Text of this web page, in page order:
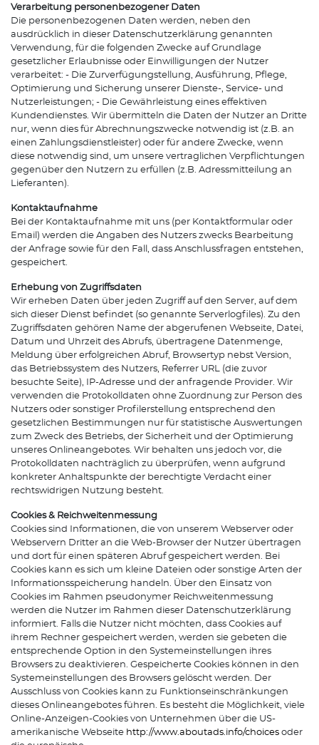
Verarbeitung personenbezogener Daten
Die personenbezogenen Daten werden, neben den
ausdrücklich in dieser Datenschutzerklärung genannten
Verwendung, für die folgenden Zwecke auf Grundlage
gesetzlicher Erlaubnisse oder Einwilligungen der Nutzer
verarbeitet: - Die Zurverfügungstellung, Ausführung, Pflege,
Optimierung und Sicherung unserer Dienste-, Service- und
Nutzerleistungen; - Die Gewährleistung eines effektiven
Kundendienstes. Wir übermitteln die Daten der Nutzer an Dritte
nur, wenn dies für Abrechnungszwecke notwendig ist (z.B. an
einen Zahlungsdienstleister) oder für andere Zwecke, wenn
diese notwendig sind, um unsere vertraglichen Verpflichtungen
gegenüber den Nutzern zu erfüllen (z.B. Adressmitteilung an
Lieferanten).
Kontaktaufnahme
Bei der Kontaktaufnahme mit uns (per Kontaktformular oder
Email) werden die Angaben des Nutzers zwecks Bearbeitung
der Anfrage sowie für den Fall, dass Anschlussfragen entstehen,
gespeichert.
Erhebung von Zugriffsdaten
Wir erheben Daten über jeden Zugriff auf den Server, auf dem
sich dieser Dienst befindet (so genannte Serverlogfiles). Zu den
Zugriffsdaten gehören Name der abgerufenen Webseite, Datei,
Datum und Uhrzeit des Abrufs, übertragene Datenmenge,
Meldung über erfolgreichen Abruf, Browsertyp nebst Version,
das Betriebssystem des Nutzers, Referrer URL (die zuvor
besuchte Seite), IP-Adresse und der anfragende Provider. Wir
verwenden die Protokolldaten ohne Zuordnung zur Person des
Nutzers oder sonstiger Profilerstellung entsprechend den
gesetzlichen Bestimmungen nur für statistische Auswertungen
zum Zweck des Betriebs, der Sicherheit und der Optimierung
unseres Onlineangebotes. Wir behalten uns jedoch vor, die
Protokolldaten nachträglich zu überprüfen, wenn aufgrund
konkreter Anhaltspunkte der berechtigte Verdacht einer
rechtswidrigen Nutzung besteht.
Cookies & Reichweitenmessung
Cookies sind Informationen, die von unserem Webserver oder
Webservern Dritter an die Web-Browser der Nutzer übertragen
und dort für einen späteren Abruf gespeichert werden. Bei
Cookies kann es sich um kleine Dateien oder sonstige Arten der
Informationsspeicherung handeln. Über den Einsatz von
Cookies im Rahmen pseudonymer Reichweitenmessung
werden die Nutzer im Rahmen dieser Datenschutzerklärung
informiert. Falls die Nutzer nicht möchten, dass Cookies auf
ihrem Rechner gespeichert werden, werden sie gebeten die
entsprechende Option in den Systemeinstellungen ihres
Browsers zu deaktivieren. Gespeicherte Cookies können in den
Systemeinstellungen des Browsers gelöscht werden. Der
Ausschluss von Cookies kann zu Funktionseinschränkungen
dieses Onlineangebotes führen. Es besteht die Möglichkeit, viele
Online-Anzeigen-Cookies von Unternehmen über die US-
amerikanische Webseite http://www.aboutads.info/choices oder